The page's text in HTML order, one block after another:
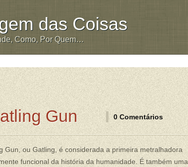
das Coisas
Como, Por Quem…
Gun 0 Comentários
Gun, ou Gatling, é considerada a primeira metralhadora
funcional da história da humanidade. É também uma